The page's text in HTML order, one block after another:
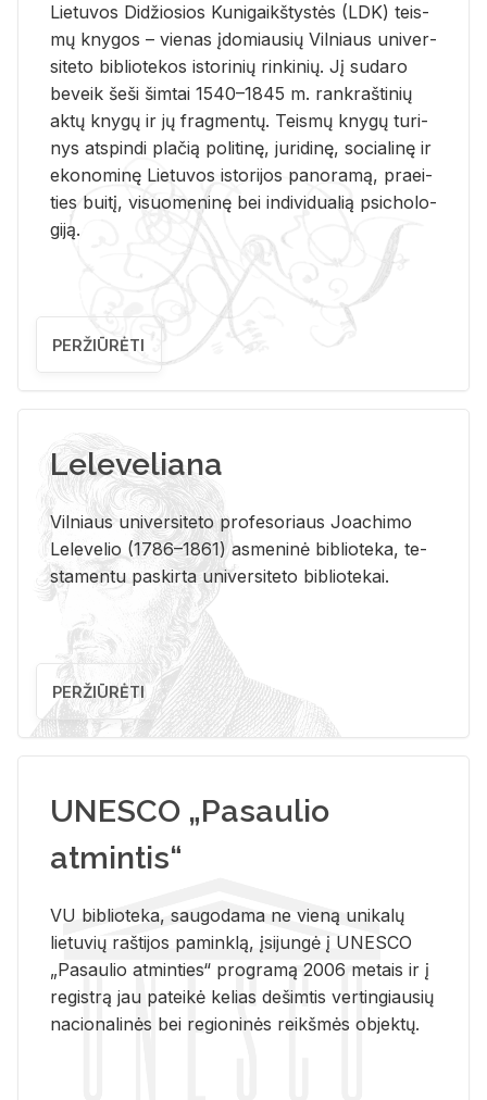
Lie­tu­vos Di­džio­sios Ku­ni­gaikš­tys­tės (LDK) teis­
mų kny­gos – vie­nas įdo­miau­sių Vil­niaus uni­ver­
si­te­to bi­b­lio­te­kos is­to­ri­nių rin­ki­nių. Jį su­da­ro
be­veik šeši šim­tai 1540–1845 m. rank­raš­ti­nių
aktų kny­gų ir jų frag­men­tų. Teis­mų kny­gų tu­ri­
nys at­spin­di pla­čią po­li­ti­nę, ju­ri­di­nę, so­cia­li­nę ir
eko­no­mi­nę Lie­tu­vos is­to­ri­jos pa­no­ra­mą, pra­ei­
ties bui­tį, vi­suo­me­ni­nę bei in­di­vi­dua­lią psi­cho­lo­
gi­ją.
PERŽIŪRĖTI
Leleveliana
Vil­niaus uni­ver­si­te­to pro­fe­so­riaus Jo­a­chi­mo
Le­le­ve­lio (1786–1861) as­me­ni­nė bi­b­lio­te­ka, te­
sta­men­tu pa­skir­ta uni­ver­si­te­to bi­b­lio­te­kai.
PERŽIŪRĖTI
UNESCO „Pasaulio
atmintis“
VU biblioteka, saugodama ne vieną unikalų
lietuvių raštijos paminklą, įsijungė į UNESCO
„Pasaulio atminties“ programą 2006 metais ir į
registrą jau pateikė kelias dešimtis vertingiausių
nacionalinės bei regioninės reikšmės objektų.